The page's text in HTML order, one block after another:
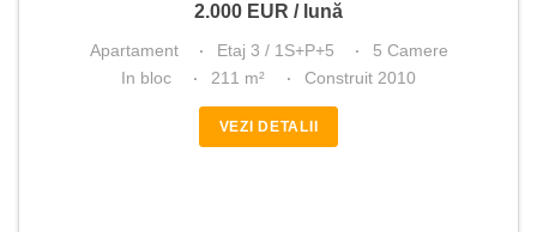
2.000 EUR / lună
Apartament Etaj 3 / 1S+P+5
5 Camere
In bloc
211 m² Construit 2010
VEZI DETALII